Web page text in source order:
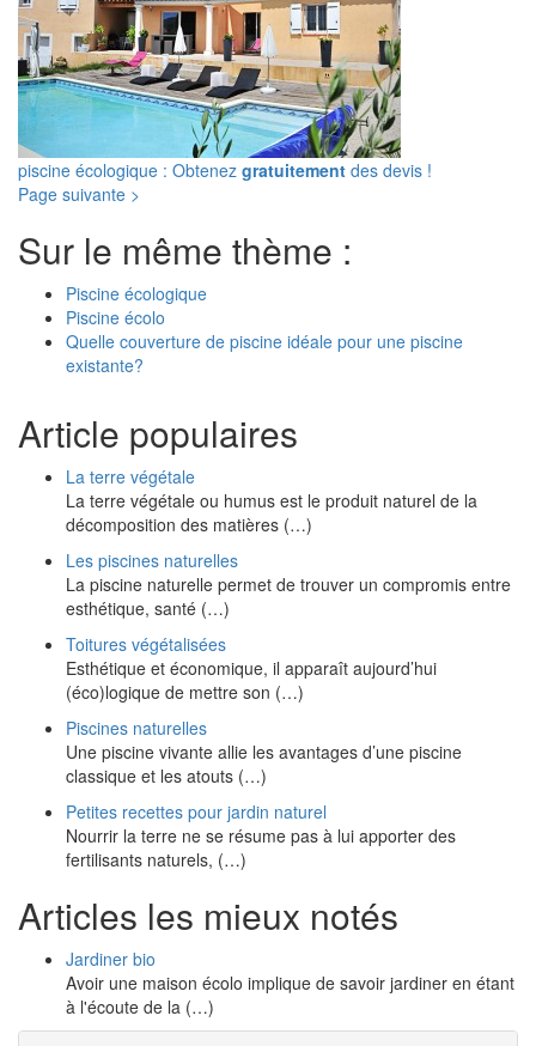
piscine écologique : Obtenez gratuitement des devis !
Page suivante >
Sur le même thème :
Piscine écologique
Piscine écolo
Quelle couverture de piscine idéale pour une piscine
existante?
Article populaires
La terre végétale
La terre végétale ou humus est le produit naturel de la
décomposition des matières (…)
Les piscines naturelles
La piscine naturelle permet de trouver un compromis entre
esthétique, santé (…)
Toitures végétalisées
Esthétique et économique, il apparaît aujourd’hui
(éco)logique de mettre son (…)
Piscines naturelles
Une piscine vivante allie les avantages d’une piscine
classique et les atouts (…)
Petites recettes pour jardin naturel
Nourrir la terre ne se résume pas à lui apporter des
fertilisants naturels, (…)
Articles les mieux notés
Jardiner bio
Avoir une maison écolo implique de savoir jardiner en étant
à l'écoute de la (…)